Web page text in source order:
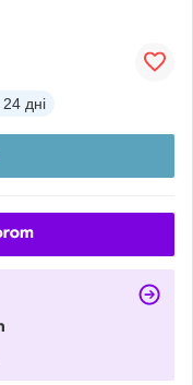
24 дні